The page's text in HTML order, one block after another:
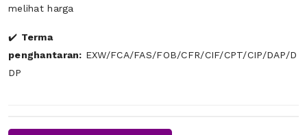
melihat harga
Terma
penghantaran: EXW/FCA/FAS/FOB/CFR/CIF/CPT/CIP/DAP/D
DP